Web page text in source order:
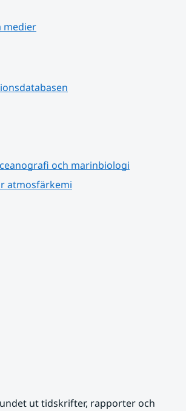
medier
och marinbiologi
atmosfärkemi
ut tidskrifter, rapporter och